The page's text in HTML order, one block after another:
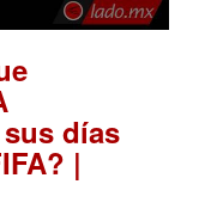
sus días
|